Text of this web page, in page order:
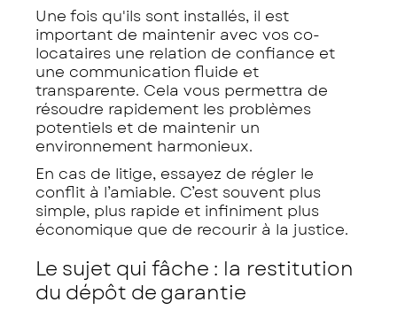
Une fois qu'ils sont installés, il est
important de maintenir avec vos co-
locataires une relation de confiance et
une communication fluide et
transparente. Cela vous permettra de
résoudre rapidement les problèmes
potentiels et de maintenir un
environnement harmonieux.
En cas de litige, essayez de régler le
conflit à l’amiable. C’est souvent plus
simple, plus rapide et infiniment plus
économique que de recourir à la justice.
Le sujet qui fâche : la restitution
du dépôt de garantie